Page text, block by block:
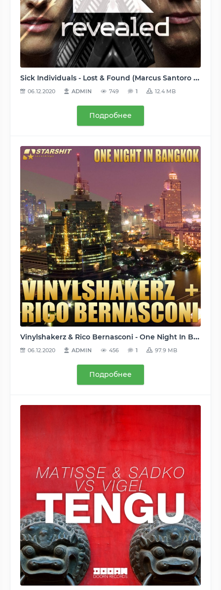
Sick Individuals - Lost & Found (Marcus Santoro Remix) (Revealed Recordings [REVRSP068B]) - 2015, MP3, 320 kbps
06.12.2020 ADMIN 749 1 12.4 MB
Подробнее
Vinylshakerz & Rico Bernasconi - One Night In Bangkok (Starshit Recordings [SSH020]) WEB - 2010, MP3 (tracks), 320 kbps
06.12.2020 ADMIN 456 1 97.9 MB
Подробнее